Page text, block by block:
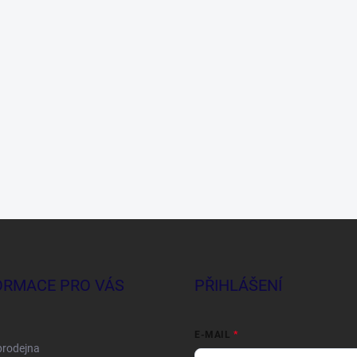
PRO VÁS PŘIHLÁŠENÍ
E-MAIL